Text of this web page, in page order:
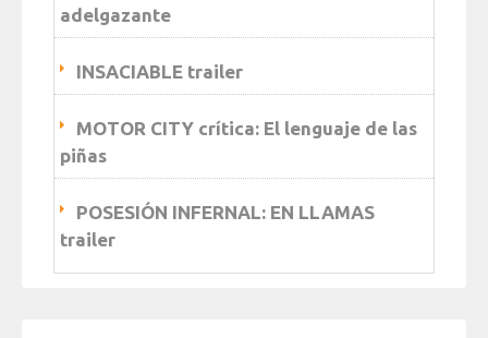
adelgazante
INSACIABLE trailer
MOTOR CITY crítica: El lenguaje de las
piñas
POSESIÓN INFERNAL: EN LLAMAS
trailer